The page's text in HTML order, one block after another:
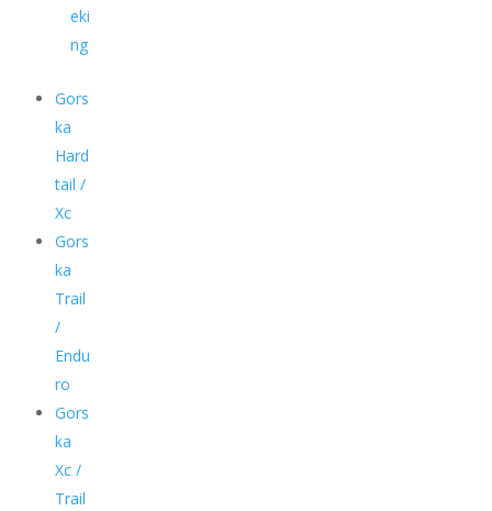
eki
ng
Gors
ka
Hard
tail /
Xc
Gors
ka
Trail
/
Endu
ro
Gors
ka
Xc /
Trail